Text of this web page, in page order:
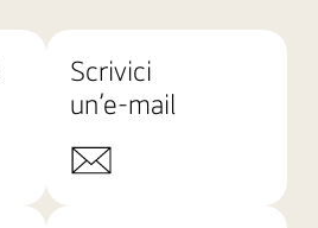
Scrivici
un’e-mail